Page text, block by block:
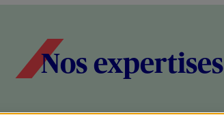
Nos expertises